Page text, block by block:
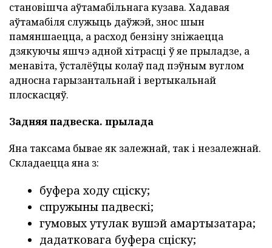
становішча аўтамабільнага кузава. Хадавая
аўтамабіля служыць даўжэй, знос шын
памяншаецца, а расход бензіну зніжаецца
дзякуючы яшчэ адной хітрасці ў яе прыладзе, а
менавіта, ўсталёўцы колаў пад пэўным вуглом
адносна гарызантальнай і вертыкальнай
плоскасцяў.
Задняя падвеска. прылада
Яна таксама бывае як залежнай, так і незалежнай.
Складаецца яна з:
буфера ходу сціску;
спружыны падвескі;
гумовых утулак вушэй амартызатара;
дадатковага буфера сціску;